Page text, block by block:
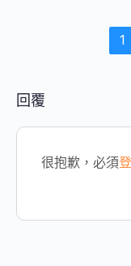
1
回覆
很抱歉，必須